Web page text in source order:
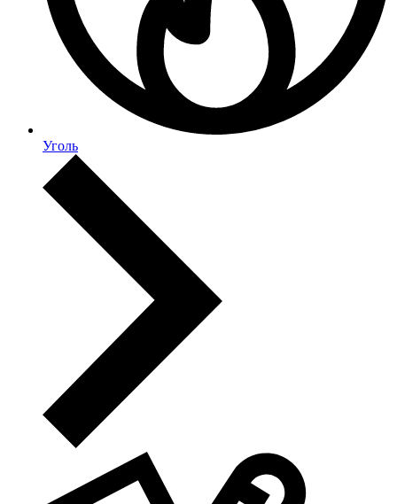
Уголь